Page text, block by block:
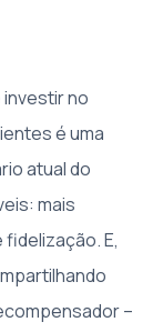
no
é uma
atual do
mais
E,
–